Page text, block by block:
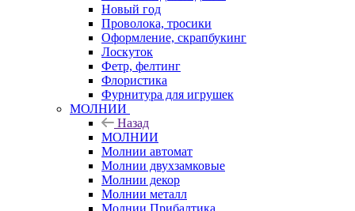
Новый год
Проволока, тросики
Оформление, скрапбукинг
Лоскуток
Фетр, фелтинг
Флористика
Фурнитура для игрушек
МОЛНИИ
Назад
МОЛНИИ
Молнии автомат
Молнии двухзамковые
Молнии декор
Молнии металл
Молнии Прибалтика